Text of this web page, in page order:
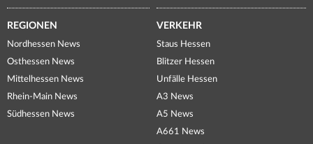
REGIONEN
Nordhessen News
Osthessen News
Mittelhessen News
Rhein-Main News
Südhessen News
VERKEHR
Staus Hessen
Blitzer Hessen
Unfälle Hessen
A3 News
A5 News
A661 News